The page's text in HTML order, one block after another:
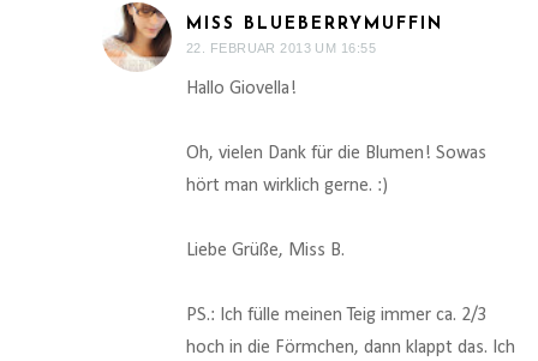
MISS BLUEBERRYMUFFIN
22. FEBRUAR 2013 UM 16:55
Hallo Giovella!
Oh, vielen Dank für die Blumen! Sowas
hört man wirklich gerne. :)
Liebe Grüße, Miss B.
PS.: Ich fülle meinen Teig immer ca. 2/3
hoch in die Förmchen, dann klappt das. Ich